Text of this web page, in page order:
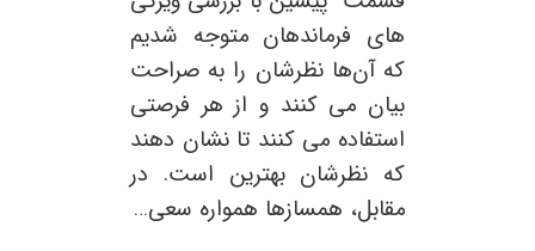
های فرماندهان متوجه شدیم
که آن‌ها نظرشان را به صراحت
بیان می کنند و از هر فرصتی
استفاده می کنند تا نشان دهند
که نظرشان بهترین است. در
مقابل، همسازها همواره سعی…